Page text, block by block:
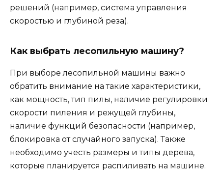
решений (например, система управления
скоростью и глубиной реза).
Как выбрать лесопильную машину?
При выборе лесопильной машины важно
обратить внимание на такие характеристики,
как мощность, тип пилы, наличие регулировки
скорости пиления и режущей глубины,
наличие функций безопасности (например,
блокировка от случайного запуска). Также
необходимо учесть размеры и типы дерева,
которые планируется распиливать на машине.